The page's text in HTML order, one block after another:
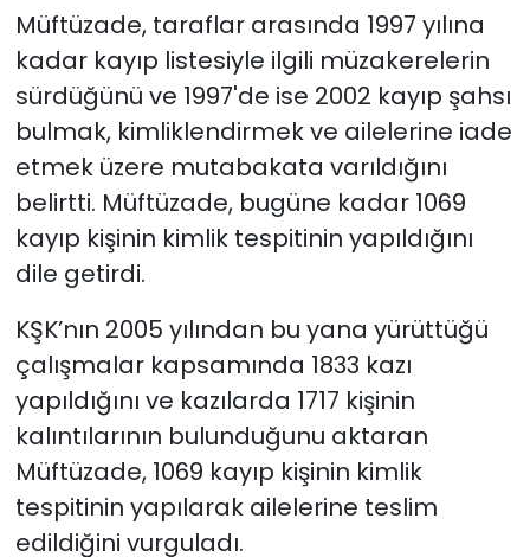
Müftüzade, taraflar arasında 1997 yılına
kadar kayıp listesiyle ilgili müzakerelerin
sürdüğünü ve 1997'de ise 2002 kayıp şahsı
bulmak, kimliklendirmek ve ailelerine iade
etmek üzere mutabakata varıldığını
belirtti. Müftüzade, bugüne kadar 1069
kayıp kişinin kimlik tespitinin yapıldığını
dile getirdi.
KŞK’nın 2005 yılından bu yana yürüttüğü
çalışmalar kapsamında 1833 kazı
yapıldığını ve kazılarda 1717 kişinin
kalıntılarının bulunduğunu aktaran
Müftüzade, 1069 kayıp kişinin kimlik
tespitinin yapılarak ailelerine teslim
edildiğini vurguladı.